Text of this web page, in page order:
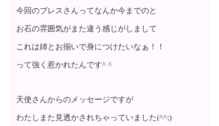
今回のブレスさんってなんか今までのと
お石の雰囲気がまた違う感じがしまして
これは姉とお揃いで身につけたいなぁ！！
って強く惹かれたんです^ ^
天使さんからのメッセージですが
わたしまた見透かされちゃっていました(^^;)